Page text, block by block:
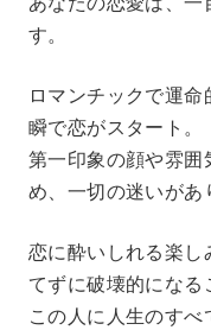
す。
ロマンチックで運
瞬で恋がスタート。
第一印象の顔や雰
め、一切の迷いがあ
恋に酔いしれる楽
てずに破壊的になる
この人に人生のす